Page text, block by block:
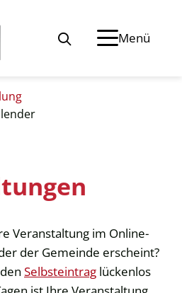
Menü
Veranstaltung im Online-
der Gemeinde erscheint?
Selbsteintrag lückenlos